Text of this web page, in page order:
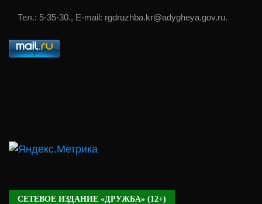
Тел.: 5-35-30., E-mail: rgdruzhba.kr@adygheya.gov.ru.
СЕТЕВОЕ ИЗДАНИЕ «ДРУЖБА» (12+)